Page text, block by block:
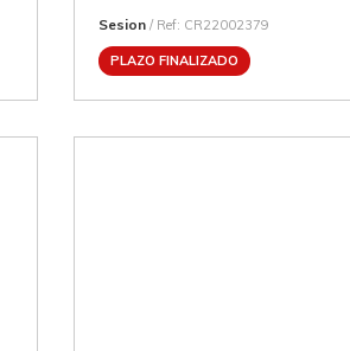
Sesion / Ref: CR22002379
PLAZO FINALIZADO